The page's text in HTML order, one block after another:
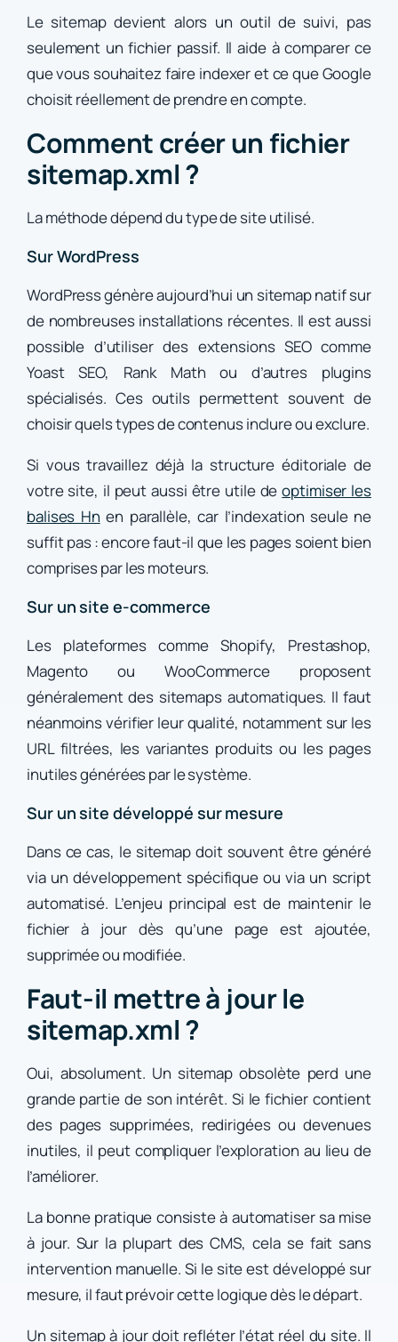
Le sitemap devient alors un outil de suivi, pas
seulement un fichier passif. Il aide à comparer ce
que vous souhaitez faire indexer et ce que Google
choisit réellement de prendre en compte.
Comment créer un fichier
sitemap.xml ?
La méthode dépend du type de site utilisé.
Sur WordPress
WordPress génère aujourd’hui un sitemap natif sur
de nombreuses installations récentes. Il est aussi
possible d’utiliser des extensions SEO comme
Yoast SEO, Rank Math ou d’autres plugins
spécialisés. Ces outils permettent souvent de
choisir quels types de contenus inclure ou exclure.
Si vous travaillez déjà la structure éditoriale de
votre site, il peut aussi être utile deoptimiser les
balises Hn en parallèle, car l’indexation seule ne
suffit pas : encore faut-il que les pages soient bien
comprises par les moteurs.
Sur un site e-commerce
Les plateformes comme Shopify, Prestashop,
Magento ou WooCommerce proposent
généralement des sitemaps automatiques. Il faut
néanmoins vérifier leur qualité, notamment sur les
URL filtrées, les variantes produits ou les pages
inutiles générées par le système.
Sur un site développé sur mesure
Dans ce cas, le sitemap doit souvent être généré
via un développement spécifique ou via un script
automatisé. L’enjeu principal est de maintenir le
fichier à jour dès qu’une page est ajoutée,
supprimée ou modifiée.
Faut-il mettre à jour le
sitemap.xml ?
Oui, absolument. Un sitemap obsolète perd une
grande partie de son intérêt. Si le fichier contient
des pages supprimées, redirigées ou devenues
inutiles, il peut compliquer l’exploration au lieu de
l’améliorer.
La bonne pratique consiste à automatiser sa mise
à jour. Sur la plupart des CMS, cela se fait sans
intervention manuelle. Si le site est développé sur
mesure, il faut prévoir cette logique dès le départ.
Un sitemap à jour doit refléter l’état réel du site. Il